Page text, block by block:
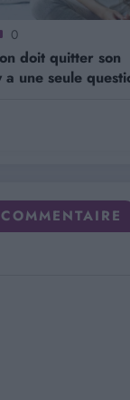
0
doit quitter son
une seule